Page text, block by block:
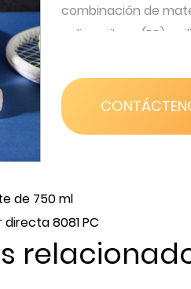
combinación de
polipropileno (PP) y
solo sea elegante
Con un peso
la convierte en la
diario.
Cada botella de
unas dimensiones de
almacenamiento y
de 750 ml
8081 PC